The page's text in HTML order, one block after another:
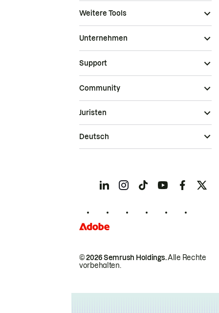
Weitere Tools
Unternehmen
Support
Community
© 2026 Semrush Holdings.Alle Rechte
vorbehalten.
Juristen
Deutsch